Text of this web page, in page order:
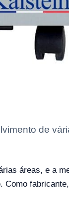
de
áreas, e a